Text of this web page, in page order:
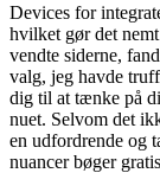
Devices for
hvilket gør det
vendte siderne,
valg, jeg havde
dig til at tænke på
nuet. Selvom det
en udfordrende og
nuancer bøger